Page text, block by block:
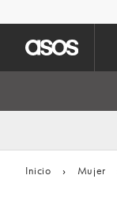
Inicio › Mujer